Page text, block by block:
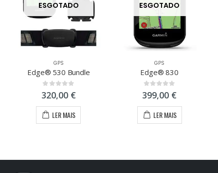
ESGOTADO
GPS
Edge® 530 Bundle
0 out of 5
320,00 €
LER MAIS
ESGOTADO
GPS
Edge® 830
0 out of 5
399,00 €
LER MAIS